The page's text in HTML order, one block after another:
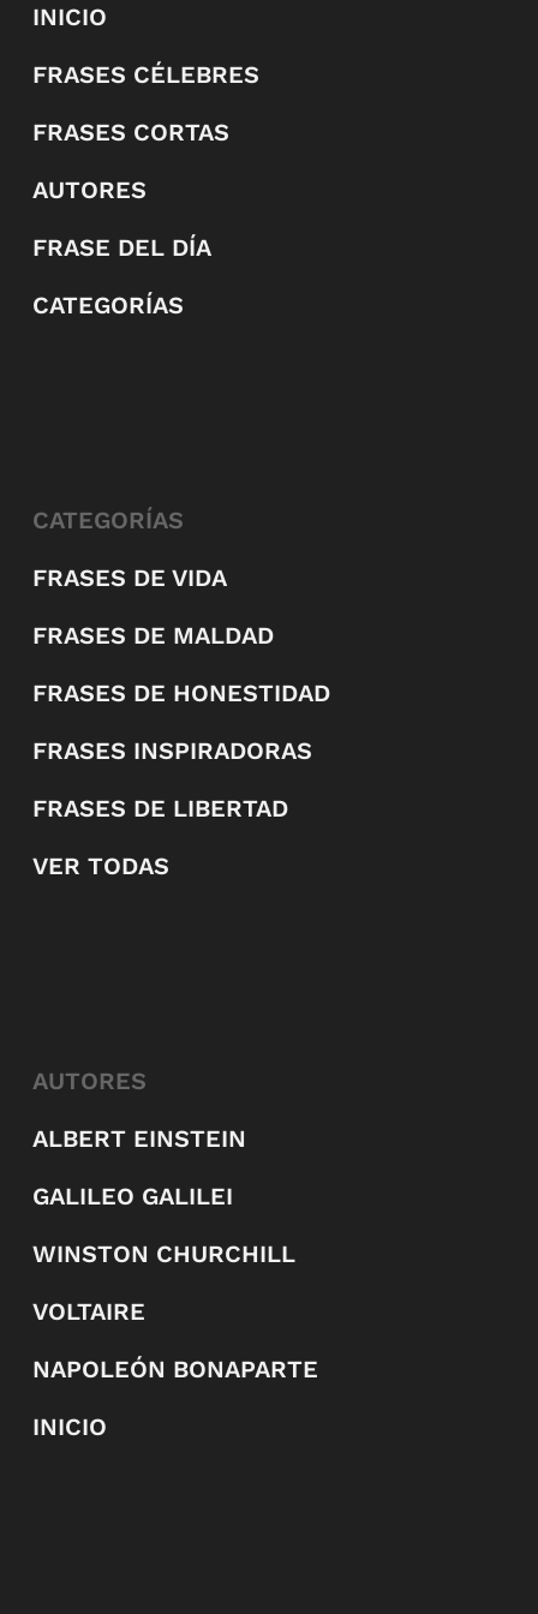
INICIO
FRASES CÉLEBRES
FRASES CORTAS
AUTORES
FRASE DEL DÍA
CATEGORÍAS
CATEGORÍAS
FRASES DE VIDA
FRASES DE MALDAD
FRASES DE HONESTIDAD
FRASES INSPIRADORAS
FRASES DE LIBERTAD
VER TODAS
AUTORES
ALBERT EINSTEIN
GALILEO GALILEI
WINSTON CHURCHILL
VOLTAIRE
NAPOLEÓN BONAPARTE
INICIO